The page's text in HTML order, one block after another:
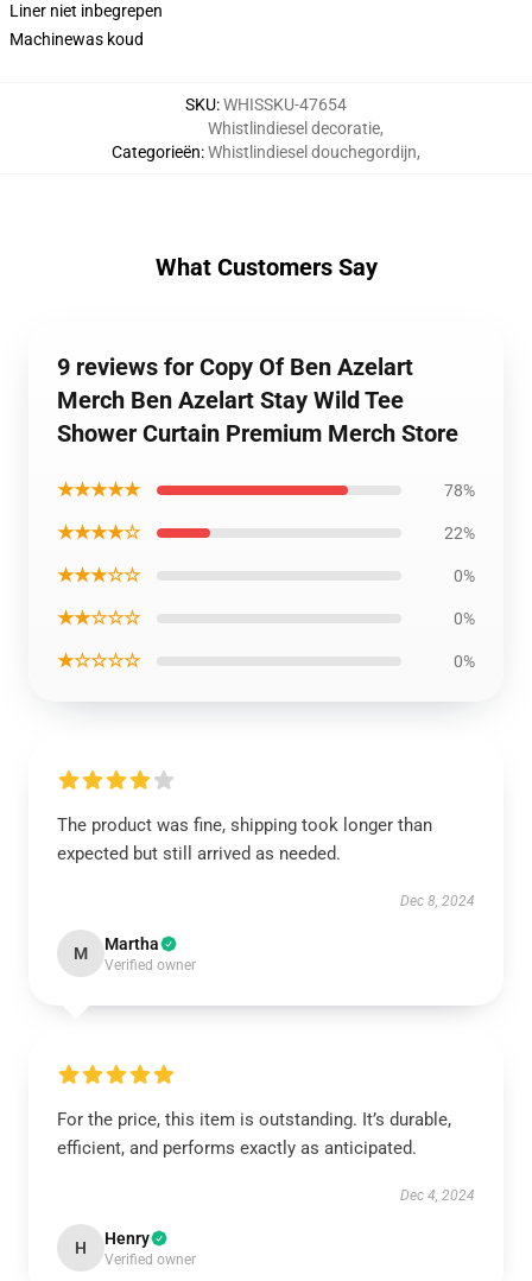
Liner niet inbegrepen
Machinewas koud
SKU:WHISSKU-47654
Categorieën:
Whistlindiesel decoratie,
Whistlindiesel douchegordijn,
What Customers Say
9 reviews for Copy Of Ben Azelart
Merch Ben Azelart Stay Wild Tee
Shower Curtain Premium Merch Store
★★★★★ 78%
★★★★☆ 22%
★★★☆☆ 0%
★★☆☆☆ 0%
★☆☆☆☆ 0%
The product was fine, shipping took longer than
expected but still arrived as needed.
Dec 8, 2024
M Martha
Verified owner
For the price, this item is outstanding. It’s durable,
efficient, and performs exactly as anticipated.
Dec 4, 2024
H Henry
Verified owner